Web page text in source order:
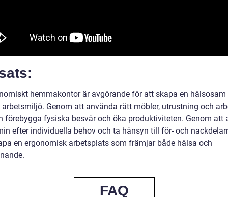
hemmakontor är avgörande för att skapa en hälsosam
arbetsmiljö. Genom att använda rätt möbler, utrustning och
förebygga fysiska besvär och öka produktiviteten. Genom att
efter individuella behov och ta hänsyn till för- och
en ergonomisk arbetsplats som främjar både hälsa och
FAQ